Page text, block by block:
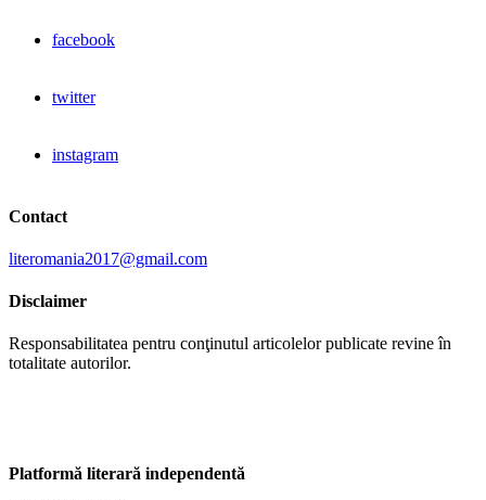
facebook
twitter
instagram
Contact
literomania2017@gmail.com
Disclaimer
Responsabilitatea pentru conţinutul articolelor publicate revine în
totalitate autorilor.
Platformă literară independentă